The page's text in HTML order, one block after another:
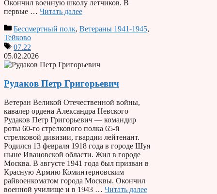
Окончил военную школу летчиков. В
первые … Читать далее
Бессмертный полк, Ветераны 1941-1945,
Тейково
07.22
05.02.2026
Рудаков Петр Григорьевич
Ветеран Великой Отечественной войны,
кавалер ордена Александра Невского
Рудаков Петр Григорьевич — командир
роты 60-го стрелкового полка 65-й
стрелковой дивизии, гвардии лейтенант.
Родился 13 февраля 1918 года в городе Шуя
ныне Ивановской области. Жил в городе
Москва. В августе 1941 года был призван в
Красную Армию Коминтерновским
райвоенкоматом города Москвы. Окончил
военной училище и в 1943 … Читать далее